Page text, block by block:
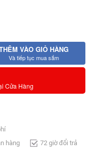
VÀO GIỎ HÀNG
Và tiếp tục mua sắm
Cửa Hàng
hàng 72 giờ đổi trả